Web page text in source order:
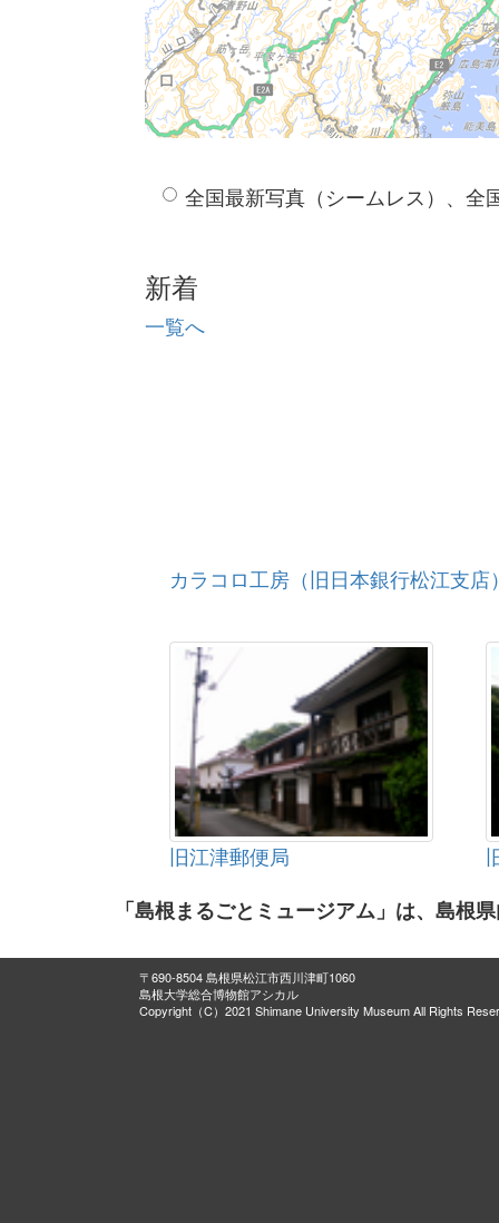
全国最新写真（シームレス）、全
新着
一覧へ
カラコロ工房（旧日本銀行松江支店
旧江津郵便局
「島根まるごとミュージアム」は、島根
〒690-8504 島根県松江市西川津町1060
島根大学総合博物館アシカル
Copyright（C）2021 Shimane University Museum All Rights